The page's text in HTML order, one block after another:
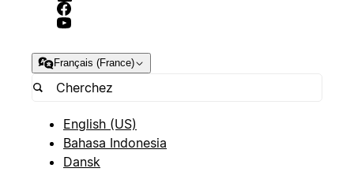
Français (France)
English (US)
Bahasa Indonesia
Dansk